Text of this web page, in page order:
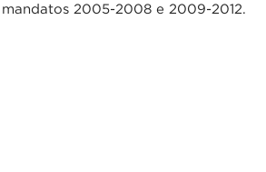
2005-2008 e 2009-2012.